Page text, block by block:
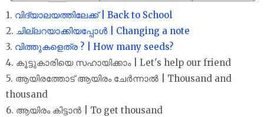
1. വിദ്യാലയത്തിലേക്ക് | Back to School
2. ചില്ലറയാക്കിയപ്പോൾ | Changing a note
3. വിത്തുകളെത്ര ? | How many seeds?
4. കൂട്ടുകാരിയെ സഹായിക്കാം | Let's help our friend
5. ആയിരത്തോട് ആയിരം ചേർന്നാൽ | Thousand and
thousand
6. ആയിരം കിട്ടാൻ | To get thousand